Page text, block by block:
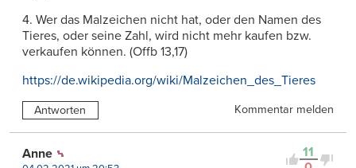
4. Wer das Malzeichen nicht hat, oder den Namen des
Tieres, oder seine Zahl, wird nicht mehr kaufen bzw.
verkaufen können. (Offb 13,17)
https://de.wikipedia.org/wiki/Malzeichen_des_Tieres
Antworten Kommentar melden
11
Anne